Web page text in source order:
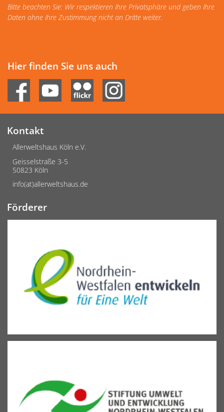
Bitte beachten Sie: Wir respektieren Ihre Privatsphäre und geben Ihre
Daten ohne Ihre Zustimmung nicht an Dritte weiter.
Hier finden Sie uns auch
Kontakt
Allerweltshaus Köln e.V.
Geisselstraße 3-5
50823 Köln
info(at)allerweltshaus.de
Förderer